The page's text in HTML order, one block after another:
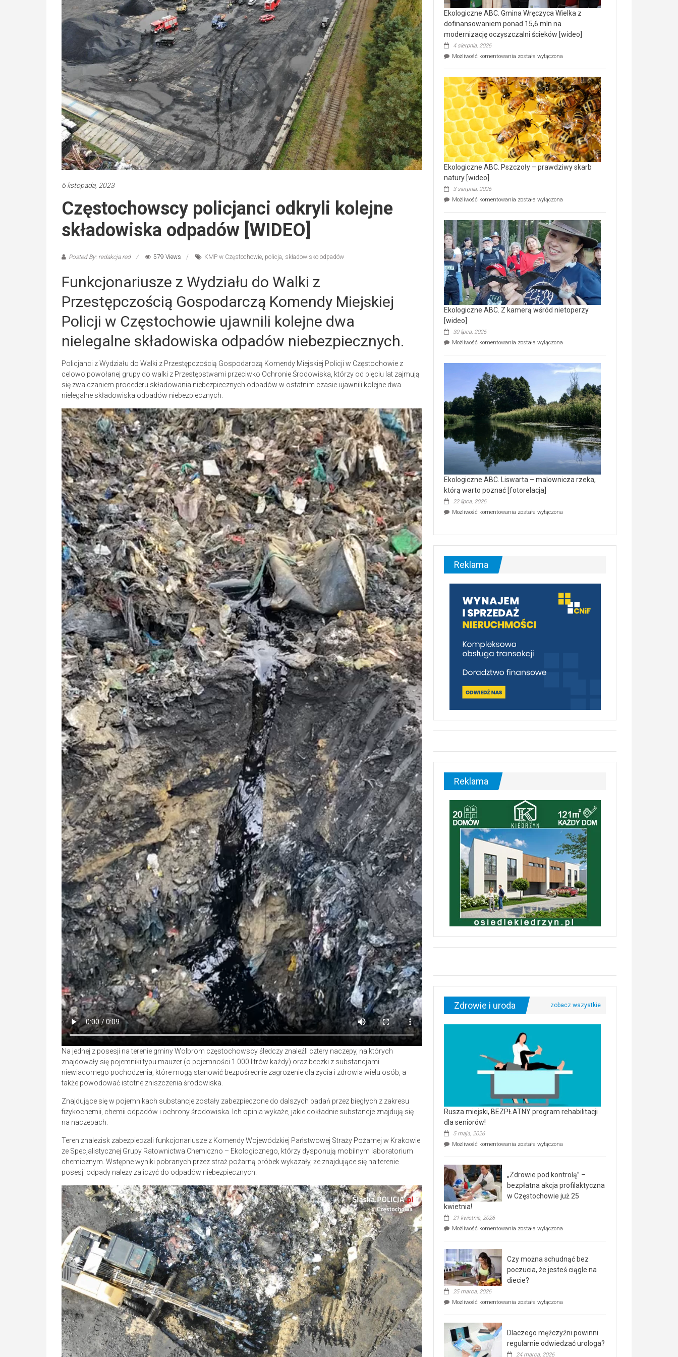
6 listopada, 2023
Częstochowscy policjanci odkryli kolejne
składowiska odpadów [WIDEO]
Posted By: redakcja red 579 Views KMP w Częstochowie policja składowisko odpadów
Funkcjonariusze z Wydziału do Walki z
Przestępczością Gospodarczą Komendy Miejskiej
Policji w Częstochowie ujawnili kolejne dwa
nielegalne składowiska odpadów niebezpiecznych.
Policjanci z Wydziału do Walki z Przestępczością Gospodarczą Komendy Miejskiej Policji w Częstochowie z
celowo powołanej grupy do walki z Przestępstwami przeciwko Ochronie Środowiska, którzy od pięciu lat zajmują
się zwalczaniem procederu składowania niebezpiecznych odpadów w ostatnim czasie ujawnili kolejne dwa
nielegalne składowiska odpadów niebezpiecznych.
Na jednej z posesji na terenie gminy Wolbrom częstochowscy śledczy znaleźli cztery naczepy, na których
znajdowały się pojemniki typu mauzer (o pojemności 1 000 litrów każdy) oraz beczki z substancjami
niewiadomego pochodzenia, które mogą stanowić bezpośrednie zagrożenie dla życia i zdrowia wielu osób, a
także powodować istotne zniszczenia środowiska.
Znajdujące się w pojemnikach substancje zostały zabezpieczone do dalszych badań przez biegłych z zakresu
fizykochemii, chemii odpadów i ochrony środowiska. Ich opinia wykaże, jakie dokładnie substancje znajdują się
na naczepach.
Teren znalezisk zabezpieczali funkcjonariusze z Komendy Wojewódzkiej Państwowej Straży Pożarnej w Krakowie
ze Specjalistycznej Grupy Ratownictwa Chemiczno – Ekologicznego, którzy dysponują mobilnym laboratorium
chemicznym. Wstępne wyniki pobranych przez straż pożarną próbek wykazały, że znajdujące się na terenie
posesji odpady należy zaliczyć do odpadów niebezpiecznych.
Ekologiczne ABC. Gmina Wręczyca Wielka z
dofinansowaniem ponad 15,6 mln na
modernizację oczyszczalni ścieków [wideo]
4 sierpnia, 2026
Możliwość komentowania Ekologiczne
Wręczyca
Wielka
z
dofinansowaniem
ponad
15,6
mln
na
modernizację
oczyszczalni
ścieków
[wideo]
została wyłączona
Ekologiczne ABC. Pszczoły – prawdziwy skarb
natury [wideo]
3 sierpnia, 2026
Możliwość komentowania Ekologiczne
–
prawdziwy
skarb
natury
[wideo]
została wyłączona
Ekologiczne ABC. Z kamerą wśród nietoperzy
[wideo]
30 lipca, 2026
Możliwość komentowania Ekologiczne
wśród
nietoperzy
[wideo]
została wyłączona
Ekologiczne ABC. Liswarta – malownicza rzeka,
którą warto poznać [fotorelacja]
22 lipca, 2026
Możliwość komentowania Ekologiczne
–
malownicza
[fotorelacja]
została wyłączona
Reklama
Reklama
Zdrowie i uroda
Rusza miejski, BEZPŁATNY program rehabilitacji
dla seniorów!
5 maja, 2026
Możliwość komentowania Rusza
rehabilitacji
dla
seniorów!
została wyłączona
„Zdrowie pod kontrolą” –
bezpłatna akcja profilaktyczna
w Częstochowie już 25
kwietnia!
21 kwietnia, 2026
Możliwość komentowania „Zdrowie
bezpłatna
akcja
profilaktyczna
w
już
kwietnia!
została wyłączona
Czy można schudnąć bez
poczucia, że jesteś ciągle na
diecie?
25 marca, 2026
Możliwość komentowania Czy
poczucia,
że
została wyłączona
Dlaczego mężczyźni powinni
regularnie odwiedzać urologa?
24 marca, 2026